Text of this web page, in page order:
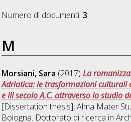
Numero di documenti:3.
M
Morsiani, Sara (2017)La
Adriatica: le trasformazioni culturali
e III secolo A.C. attraverso lo studio
[Dissertation thesis], Alma Mater
Bologna. Dottorato di ricerca in